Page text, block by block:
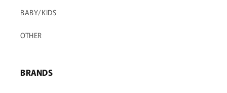
BABY/KIDS
OTHER
BRANDS